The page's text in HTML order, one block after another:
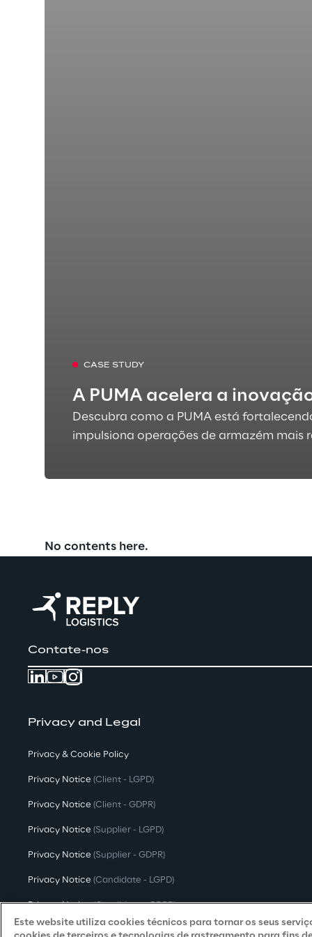
CASE STUDY
A PUMA acelera a
Descubra como a PUMA está
impulsiona operações de armazém mais
No contents here.
Contate-nos
Privacy and Legal
Privacy & Cookie Policy
Privacy Notice (Client - LGPD)
Privacy Notice (Client - GDPR)
Privacy Notice (Supplier - LGPD)
Privacy Notice (Supplier - GDPR)
Privacy Notice (Candidate - LGPD)
Privacy Notice(Candidate - GDPR)
Privacy Notice (Marketing)
Este website utiliza cookies técnicos para tornar os seus